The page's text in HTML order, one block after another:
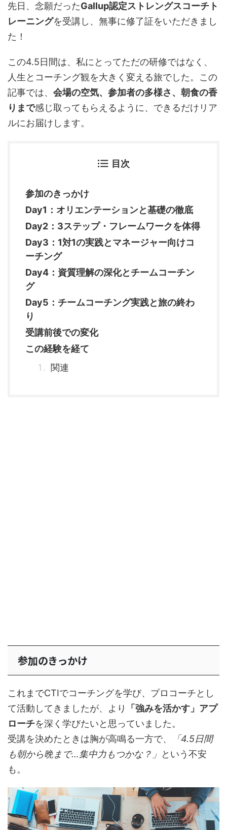
先日、念願だったGallup認定ストレングスコーチト
レーニングを受講し、無事に修了証をいただきまし
た！
この4.5日間は、私にとってただの研修ではなく、
人生とコーチング観を大きく変える旅でした。この
記事では、 会場の空気、参加者の多様さ、朝食の香
りまで感じ取ってもらえるように、できるだけリア
ルにお届けします。
目次
参加のきっかけ
Day1：オリエンテーションと基礎の徹底
Day2：3ステップ・フレームワークを体得
Day3：1対1の実践とマネージャー向けコ
ーチング
Day4：資質理解の深化とチームコーチン
グ
Day5：チームコーチング実践と旅の終わ
り
受講前後での変化
この経験を経て
関連
参加のきっかけ
これまでCTIでコーチングを学び、プロコーチとし
て活動してきましたが、より
「強みを活かす」アプ
ローチを深く学びたいと思っていました。
受講を決めたときは胸が高鳴る一方で、
「4.5日間
も朝から晩まで…集中力もつかな？」 という不安
も。